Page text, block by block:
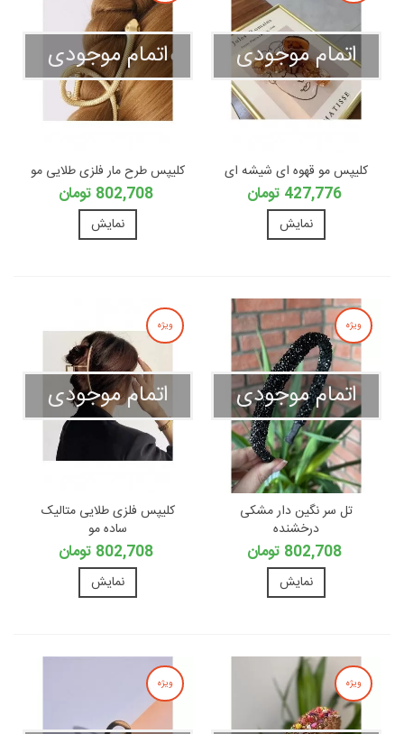
اتمام موجودی
کلیپس مو قهوه ای شیشه ای
427,776 تومان
نمایش
اتمام موجودی
کلیپس طرح مار فلزی طلایی مو
802,708 تومان
نمایش
ویژه
اتمام موجودی
تل سر نگین دار مشکی
درخشنده
802,708 تومان
نمایش
ویژه
اتمام موجودی
کلیپس فلزی طلایی متالیک
ساده مو
802,708 تومان
نمایش
ویژه ویژه